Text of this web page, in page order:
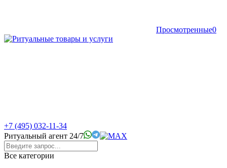
Просмотренные0
+7 (495) 032-11-34
Ритуальный агент 24/7
Все категории